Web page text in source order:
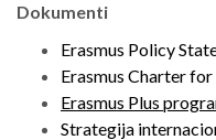
Dokumenti
Erasmus Policy
Erasmus Charter
Erasmus Plus
Strategija